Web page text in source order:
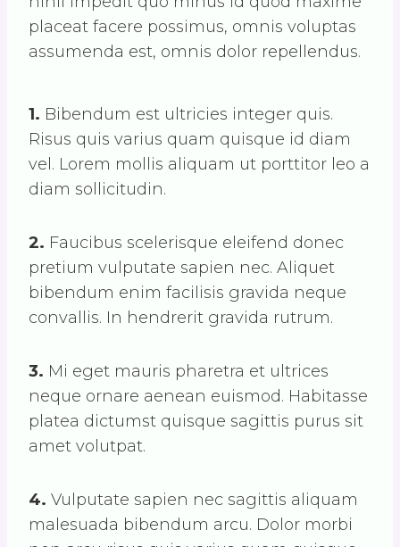
placeat facere possimus, omnis voluptas
assumenda est, omnis dolor repellendus.
1. Bibendum est ultricies integer quis.
Risus quis varius quam quisque id diam
vel. Lorem mollis aliquam ut porttitor leo a
diam sollicitudin.
2. Faucibus scelerisque eleifend donec
pretium vulputate sapien nec. Aliquet
bibendum enim facilisis gravida neque
convallis. In hendrerit gravida rutrum.
3. Mi eget mauris pharetra et ultrices
neque ornare aenean euismod. Habitasse
platea dictumst quisque sagittis purus sit
amet volutpat.
4. Vulputate sapien nec sagittis aliquam
malesuada bibendum arcu. Dolor morbi